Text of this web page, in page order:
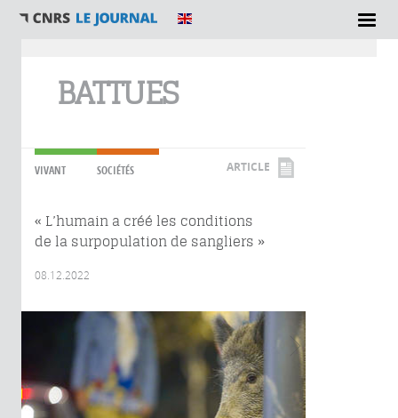
BATTUES
VIVANT SOCIÉTÉS ARTICLE
« L’humain a créé les conditions
de la surpopulation de sangliers »
08.12.2022